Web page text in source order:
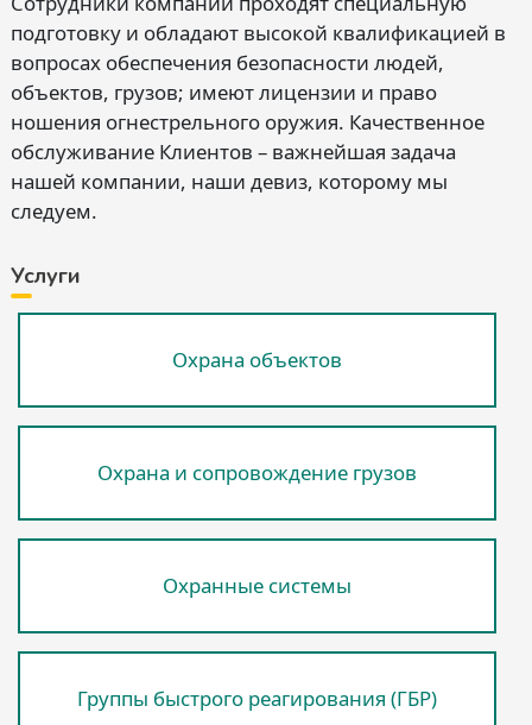
подготовку и обладают высокой квалификацией в
вопросах обеспечения безопасности людей,
объектов, грузов; имеют лицензии и право
ношения огнестрельного оружия. Качественное
обслуживание Клиентов – важнейшая задача
нашей компании, наши девиз, которому мы
следуем.
Услуги
Охрана объектов
Охрана и сопровождение грузов
Охранные системы
Группы быстрого реагирования (ГБР)